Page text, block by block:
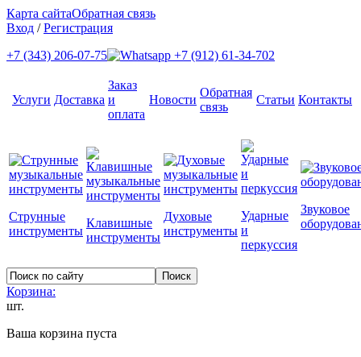
Карта сайтаОбратная связь
Вход /Регистрация
+7 (343) 206-07-75
+7 (912) 61-34-702
Услуги Доставка
Заказ
и
оплата
Новости
Обратная
связь
Статьи Контакты
Струнные
инструменты
Клавишные
инструменты
Духовые
инструменты
Ударные
и
перкуссия
Звуковое
Корзина:
шт.
Ваша корзина пуста